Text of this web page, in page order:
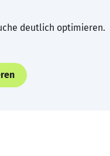
deutlich optimieren.